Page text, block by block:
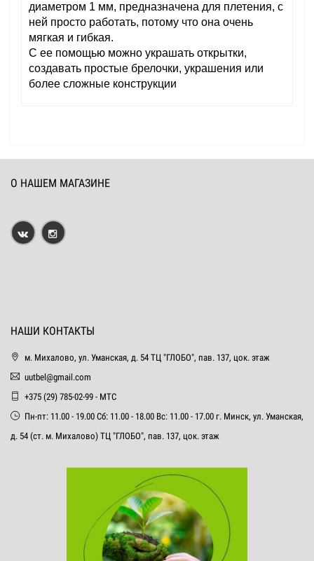
диаметром 1 мм, предназначена для плетения, с
ней просто работать, потому что она очень
мягкая и гибкая.
С ее помощью можно украшать открытки,
создавать простые брелочки, украшения или
более сложные конструкции
О НАШЕМ МАГАЗИНЕ
НАШИ КОНТАКТЫ
м. Михалово, ул. Уманская, д. 54 ТЦ "ГЛОБО", пав. 137, цок. этаж
uutbel@gmail.com
+375 (29) 785-02-99 - МТС
Пн-пт: 11.00 - 19.00 Сб: 11.00 - 18.00 Вс: 11.00 - 17.00 г. Минск, ул. Уманская,
д. 54 (ст. м. Михалово) ТЦ "ГЛОБО", пав. 137, цок. этаж